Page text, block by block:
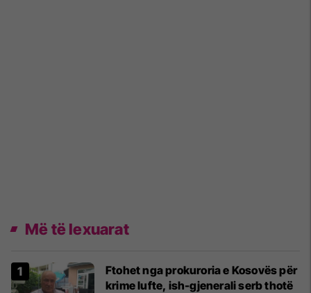
Më të lexuarat
Ftohet nga prokuroria e Kosovës për
krime lufte, ish-gjenerali serb thotë